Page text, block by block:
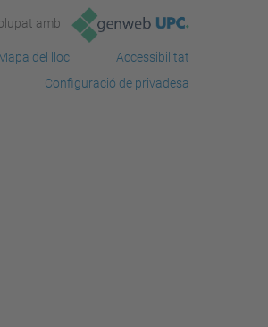
amb
del lloc
Accessibilitat
Configuració de privadesa